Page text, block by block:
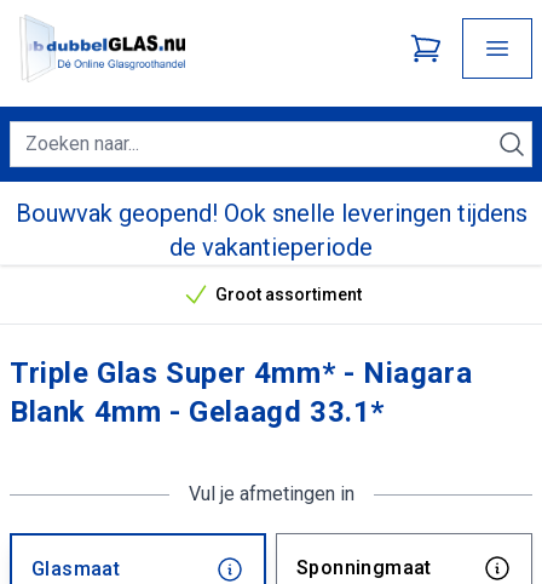
Bouwvak geopend! Ook snelle leveringen tijdens
de vakantieperiode
Onze unieke verkoopargumenten
Groot assortiment
Triple Glas Super 4mm* - Niagara
Blank 4mm - Gelaagd 33.1*
Vul je afmetingen in
Glasmaat Sponningmaat